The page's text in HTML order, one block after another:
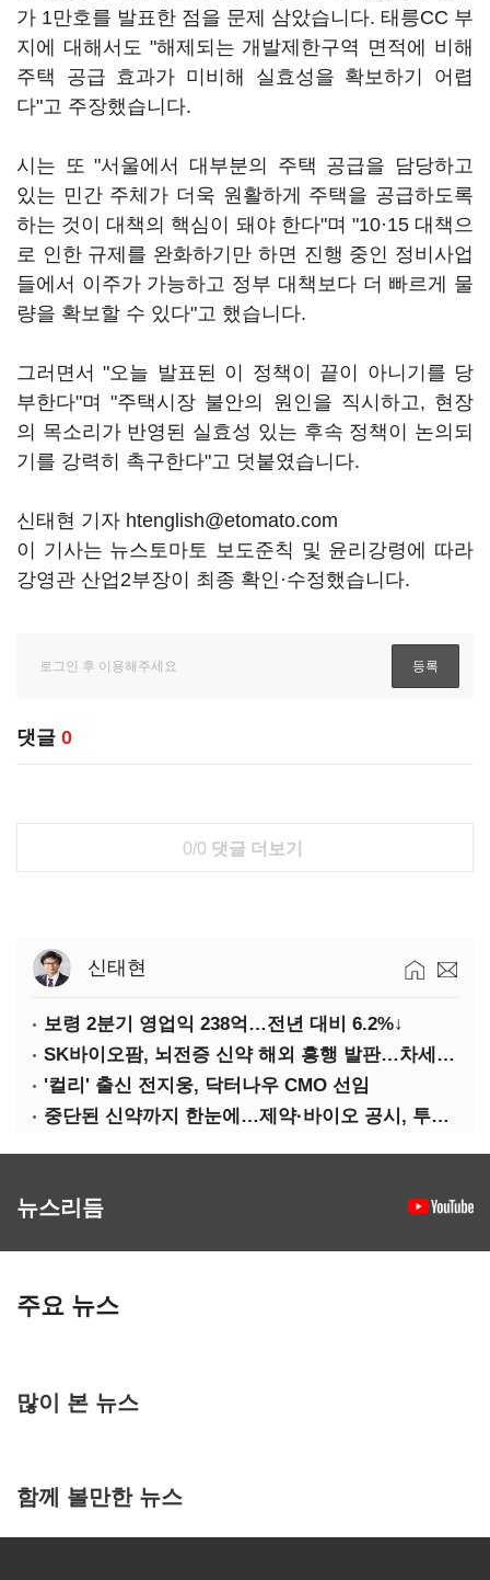
가 1만호를 발표한 점을 문제 삼았습니다. 태릉CC 부
지에 대해서도 "해제되는 개발제한구역 면적에 비해
주택 공급 효과가 미비해 실효성을 확보하기 어렵
다"고 주장했습니다.
시는 또 "서울에서 대부분의 주택 공급을 담당하고
있는 민간 주체가 더욱 원활하게 주택을 공급하도록
하는 것이 대책의 핵심이 돼야 한다"며 "10·15 대책으
로 인한 규제를 완화하기만 하면 진행 중인 정비사업
들에서 이주가 가능하고 정부 대책보다 더 빠르게 물
량을 확보할 수 있다"고 했습니다.
그러면서 "오늘 발표된 이 정책이 끝이 아니기를 당
부한다"며 "주택시장 불안의 원인을 직시하고, 현장
의 목소리가 반영된 실효성 있는 후속 정책이 논의되
기를 강력히 촉구한다"고 덧붙였습니다.
신태현 기자 htenglish@etomato.com
이 기사는 뉴스토마토 보도준칙 및 윤리강령에 따라
강영관 산업2부장이 최종 확인·수정했습니다.
댓글 0
0/0 댓글 더보기
신태현
보령 2분기 영업익 238억…전년 대비 6.2%↓
SK바이오팜, 뇌전증 신약 해외 흥행 발판…차세대 신약 개발 속도
'컬리' 출신 전지웅, 닥터나우 CMO 선임
중단된 신약까지 한눈에…제약·바이오 공시, 투명해진다
뉴스리듬
주요 뉴스
많이 본 뉴스
함께 볼만한 뉴스